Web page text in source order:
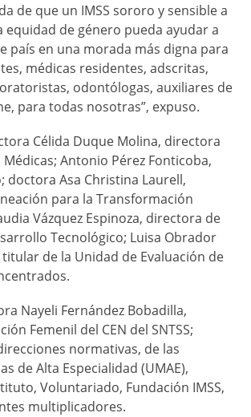
de que un IMSS sororo y sensible a
equidad de género pueda ayudar a
país en una morada más digna para
médicas residentes, adscritas,
odontólogas, auxiliares de
para todas nosotras”, expuso.
Célida Duque Molina, directora
Antonio Pérez Fonticoba,
doctora Asa Christina Laurell,
para la Transformación
Vázquez Espinoza, directora de
Tecnológico; Luisa Obrador
de la Unidad de Evaluación de
Nayeli Fernández Bobadilla,
Femenil del CEN del SNTSS;
normativas, de las
de Alta Especialidad (UMAE),
Voluntariado, Fundación IMSS,
multiplicadores.